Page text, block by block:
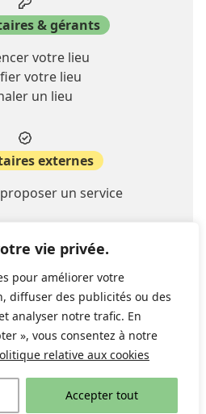
vie privée.
pour améliorer votre
diffuser des publicités ou des
analyser notre trafic. En
», vous consentez à notre
relative aux cookies
Accepter tout
& gérants
votre lieu
votre lieu
un lieu
externes
un service
propos
Contact
FAQ
Politique de confidentialité
stimul.ch